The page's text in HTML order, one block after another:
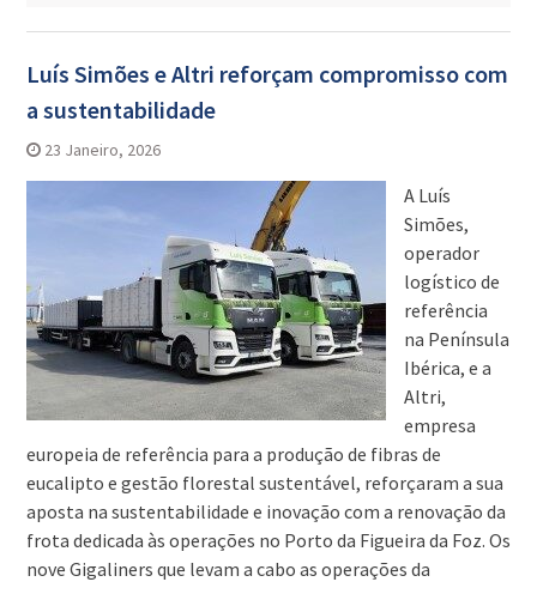
Luís Simões e Altri reforçam compromisso com
a sustentabilidade
23 Janeiro, 2026
A Luís
Simões,
operador
logístico de
referência
na Península
Ibérica, e a
Altri,
empresa
europeia de referência para a produção de fibras de
eucalipto e gestão florestal sustentável, reforçaram a sua
aposta na sustentabilidade e inovação com a renovação da
frota dedicada às operações no Porto da Figueira da Foz. Os
nove Gigaliners que levam a cabo as operações da